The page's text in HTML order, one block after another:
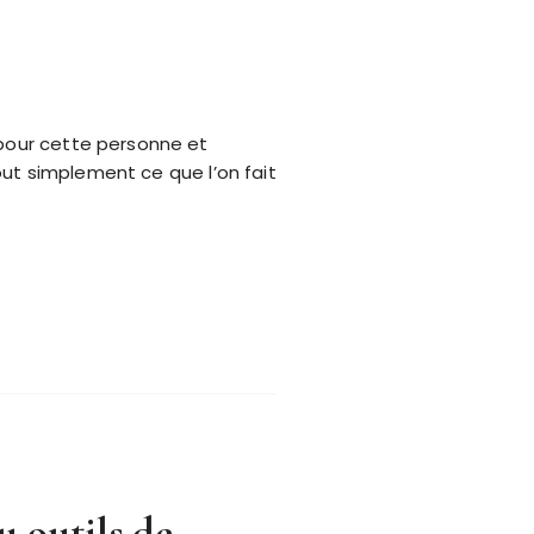
cette personne et
simplement ce que l’on fait